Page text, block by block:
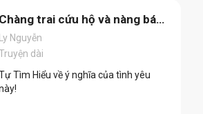
Chàng trai cứu hộ và nàng bác
sĩLy Nguyễn
dài
Tìm Hiểu về ý nghĩa của tình yêu